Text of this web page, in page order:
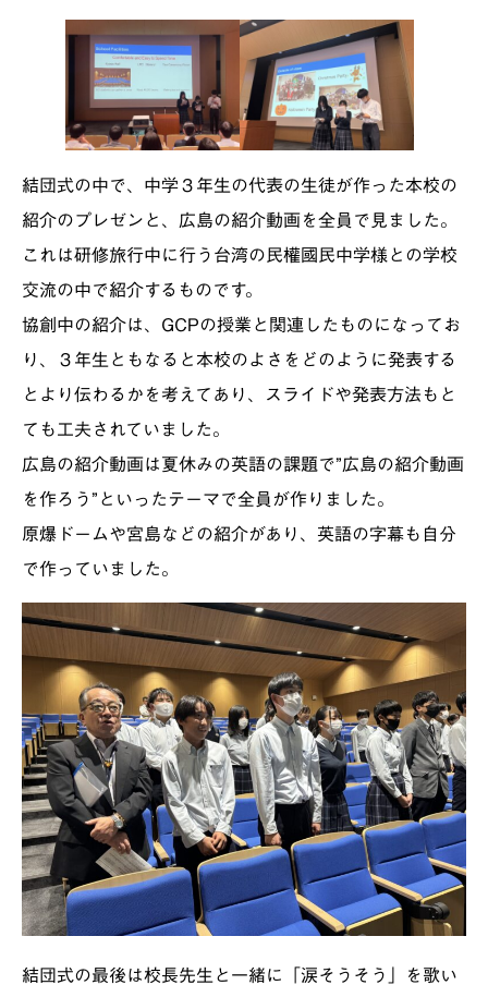
結団式の中で、中学３年生の代表の生徒が作った本校の
紹介のプレゼンと、広島の紹介動画を全員で見ました。
これは研修旅行中に行う台湾の民權國民中学様との学校
交流の中で紹介するものです。
協創中の紹介は、GCPの授業と関連したものになってお
り、３年生ともなると本校のよさをどのように発表する
とより伝わるかを考えてあり、スライドや発表方法もと
ても工夫されていました。
広島の紹介動画は夏休みの英語の課題で”広島の紹介動画
を作ろう”といったテーマで全員が作りました。
原爆ドームや宮島などの紹介があり、英語の字幕も自分
で作っていました。
結団式の最後は校長先生と一緒に「涙そうそう」を歌い